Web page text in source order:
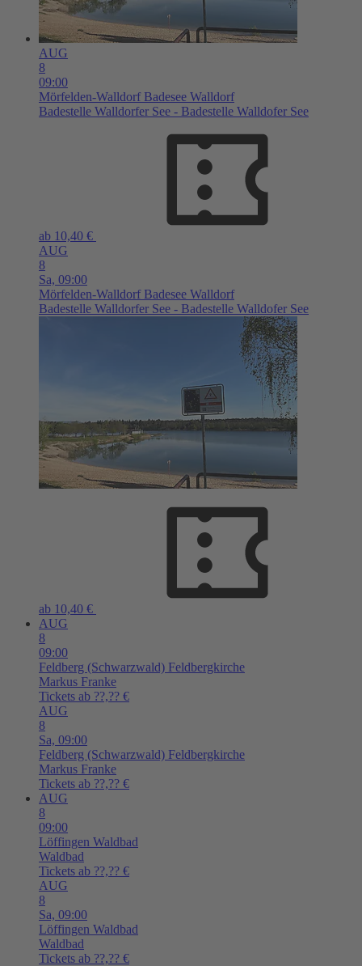
AUG
8
09:00
Mörfelden-Walldorf Badesee Walldorf
Badestelle Walldorfer See - Badestelle Walldofer See
ab 10,40 €
AUG
8
Sa, 09:00
Mörfelden-Walldorf Badesee Walldorf
Badestelle Walldorfer See - Badestelle Walldofer See
ab 10,40 €
AUG
8
09:00
Feldberg (Schwarzwald) Feldbergkirche
Markus Franke
Tickets ab ??,?? €
AUG
8
Sa, 09:00
Feldberg (Schwarzwald) Feldbergkirche
Markus Franke
Tickets ab ??,?? €
AUG
8
09:00
Löffingen Waldbad
Waldbad
Tickets ab ??,?? €
AUG
8
Sa, 09:00
Löffingen Waldbad
Waldbad
Tickets ab ??,?? €